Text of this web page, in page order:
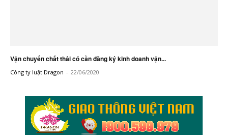
Vận chuyển chất thải có cần đăng ký kinh doanh vận...
Công ty luật Dragon - 22/06/2020